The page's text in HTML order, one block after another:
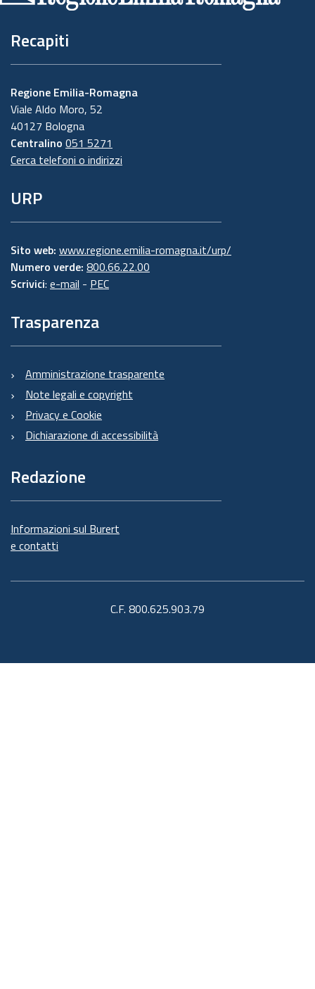
Recapiti
Regione Emilia-Romagna
Viale Aldo Moro, 52
40127 Bologna
Centralino 051 5271
Cerca telefoni o indirizzi
URP
Sito web: www.regione.emilia-romagna.it/urp/
Numero verde: 800.66.22.00
Scrivici: e-mail - PEC
Trasparenza
Amministrazione trasparente
Note legali e copyright
Privacy e Cookie
Dichiarazione di accessibilità
Redazione
Informazioni sul Burert
e contatti
C.F. 800.625.903.79